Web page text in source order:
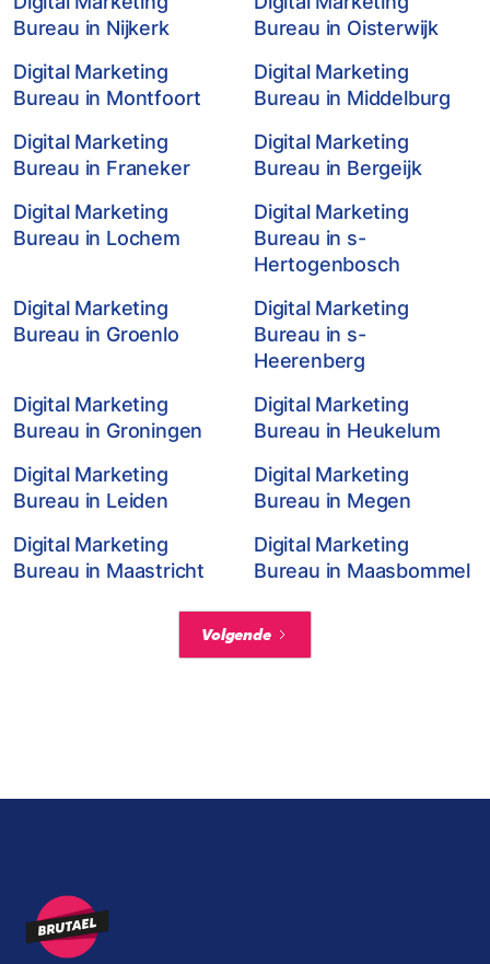
Bureau in Nijkerk
Bureau in Oisterwijk
Digital Marketing
Bureau in Montfoort
Digital Marketing
Bureau in Middelburg
Digital Marketing
Bureau in Franeker
Digital Marketing
Bureau in Bergeijk
Digital Marketing
Bureau in Lochem
Digital Marketing
Bureau in s-
Hertogenbosch
Digital Marketing
Bureau in Groenlo
Digital Marketing
Bureau in s-
Heerenberg
Digital Marketing
Bureau in Groningen
Digital Marketing
Bureau in Heukelum
Digital Marketing
Bureau in Leiden
Digital Marketing
Bureau in Megen
Digital Marketing
Bureau in Maastricht
Digital Marketing
Bureau in Maasbommel
Volgende